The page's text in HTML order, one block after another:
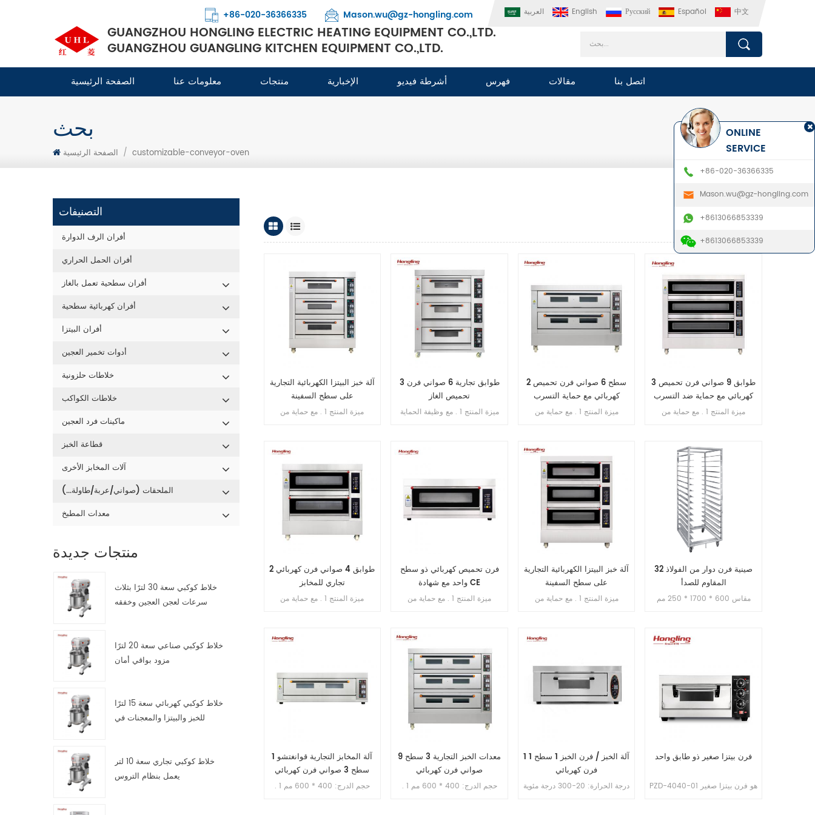
العربية English Русский Español 中文
+86-020-36366335 Mason.wu@gz-hongling.com
GUANGZHOU HONGLING ELECTRIC HEATING EQUIPMENT CO.,LTD.
GUANGZHOU GUANGLING KITCHEN EQUIPMENT CO.,LTD.
الصفحة الرئيسية معلومات عنا منتجات الإخبارية أشرطة فيديو فهرس مقالات اتصل بنا
بحث
الصفحة الرئيسية / customizable-conveyor-oven
التصنيفات
أفران الرف الدوارة
أفران الحمل الحراري
أفران سطحية تعمل بالغاز
أفران كهربائية سطحية
أفران البيتزا
أدوات تخمير العجين
خلاطات حلزونية
خلاطات الكواكب
ماكينات فرد العجين
قطاعة الخبز
آلات المخابز الأخرى
الملحقات (صواني/عربة/طاولة...)
معدات المطبخ
منتجات جديدة
خلاط كوكبي سعة 30 لترًا بثلاث
سرعات لعجن العجين وخفقه
خلاط كوكبي صناعي سعة 20 لترًا
مزود بواقي أمان
خلاط كوكبي كهربائي سعة 15 لترًا
للخبز والبيتزا والمعجنات في
خلاط كوكبي تجاري سعة 10 لتر
يعمل بنظام التروس
آلة خبز البيتزا الكهربائية التجارية
على سطح السفينة
ميزة المنتج 1 . مع حماية من
الزائدة / الحمل الزائد . 4 . مع
3 طوابق تجارية 6 صواني فرن
تحميص الغاز
ميزة المنتج 1 . مع وظيفة الحماية
. 4 . أنابيب غاز الألومنيوم / النحاس
2 سطح 6 صواني فرن تحميص
كهربائي مع حماية التسرب
ميزة المنتج 1 . مع حماية من
3 طوابق 9 صواني فرن تحميص
كهربائي مع حماية ضد التسرب
ميزة المنتج 1 . مع حماية من
تحكم في الموقت
2 طوابق 4 صواني فرن كهربائي
تجاري للمخابز
ميزة المنتج 1 . مع حماية من
الزائدة / الحمل الزائد . 4 . مع
فرن تحميص كهربائي ذو سطح
واحد مع شهادة CE
ميزة المنتج 1 . مع حماية من
الزائدة / التحميل الزائد . 4 . مع
آلة خبز البيتزا الكهربائية التجارية
على سطح السفينة
ميزة المنتج 1 . مع حماية من
الزائدة / الحمل الزائد . 4 . مع
32 صينية فرن دوار من الفولاذ
المقاوم للصدأ
مقاس 600 * 1700 * 250 مم
آلة المخابز التجارية قوانغتشو 1
سطح 3 صواني فرن كهربائي
حجم الدرج: 400 * 600 مم 1 .
معدات الخبز التجارية 3 سطح 9
صواني فرن كهربائي
حجم الدرج: 400 * 600 مم 1 .
آلة الخبز / فرن الخبز 1 سطح 1 1
فرن كهربائي
درجة الحرارة: 20-300 درجة مئوية
فرن بيتزا صغير ذو طابق واحد
PZD-4040-01 هو فرن بيتزا صغير
ONLINE
SERVICE
+86-020-36366335
Mason.wu@gz-hongling.com
+8613066853339
+8613066853339